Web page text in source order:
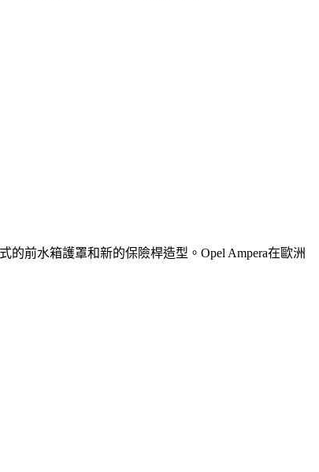
前水箱護罩和新的保險桿造型。Opel Ampera在歐洲